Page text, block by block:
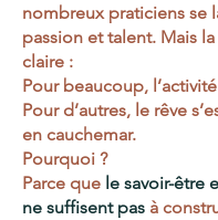
nombreux praticiens se
passion et talent. Mais
claire :
Pour beaucoup,
Pour d’autres, le rêve
en cauchemar.
Pourquoi ?
Parce que le savoir-être
ne suffisent pas à